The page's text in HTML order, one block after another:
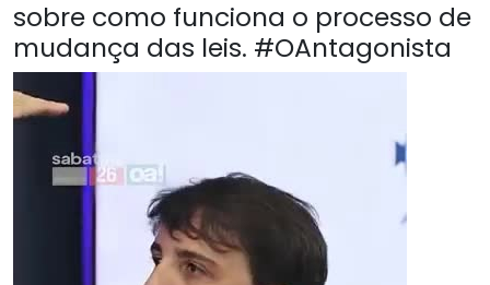
sobre como funciona o processo de
mudança das leis. #OAntagonista